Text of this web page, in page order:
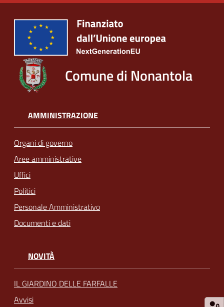
Comune di Nonantola
AMMINISTRAZIONE
Organi di governo
Aree amministrative
Uffici
Politici
Personale Amministrativo
Documenti e dati
NOVITÀ
IL GIARDINO DELLE FARFALLE
Avvisi